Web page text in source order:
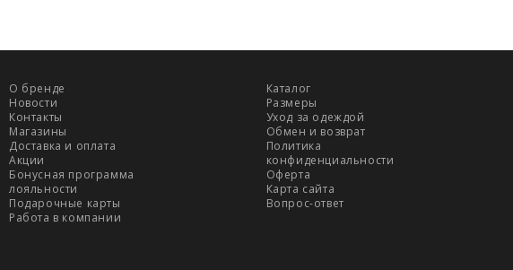
О бренде
Новости
Контакты
Магазины
Доставка и оплата
Акции
Бонусная программа
лояльности
Подарочные карты
Работа в компании
Каталог
Размеры
Уход за одеждой
Обмен и возврат
Политика
конфиденциальности
Оферта
Карта сайта
Вопрос-ответ